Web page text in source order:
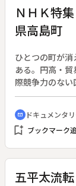
ＮＨＫ特
県高島町
ひとつの町が
ある。円高・
際競争力のな
２０年続いた
きた一島一町
で半減、極端な
その機能を失い
町を捨てざる
録したドキュメ
cinematic_blur ドキュメンタ
bookmark_add ブックマーク
五平太流